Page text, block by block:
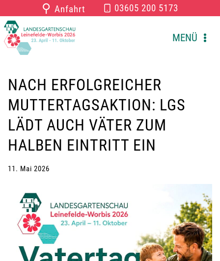
Inhalt
springen
⚲ Anfahrt 03605 200 5173
MENÜ
NACH ERFOLGREICHER
MUTTERTAGSAKTION: LGS
LÄDT AUCH VÄTER ZUM
HALBEN EINTRITT EIN
11. Mai 2026